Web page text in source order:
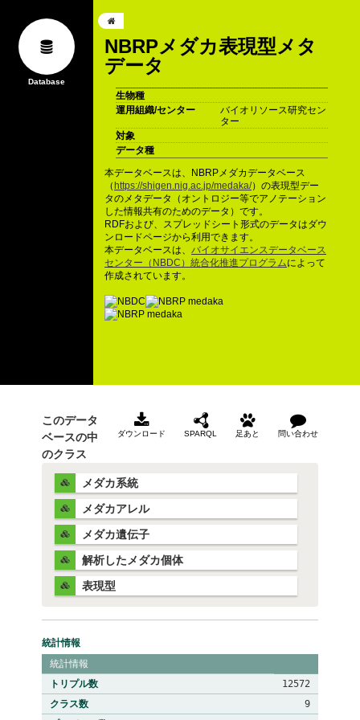
NBRPメダカ表現型メタ
データ
生物種
運用組織/センター
バイオリソース研究セン
ター
対象
データ種
本データベースは、NBRPメダカデータベース
（ https://shigen.nig.ac.jp/medaka/）の表現型デー
タのメタデータ（オントロジー等でアノテーション
した情報共有のためのデータ）です。
RDFおよび、スプレッドシート形式のデータはダウ
ンロードページから利用できます。
本データベースは、 バイオサイエンスデータベース
センター（NBDC）統合化推進プログラムによって
作成されています。
ダウンロード SPARQL 足あと 問い合わせ
このデータ
ベースの中
のクラス
メダカ系統
メダカアレル
メダカ遺伝子
解析したメダカ個体
表現型
統計情報
統計情報
トリプル数
12572
クラス数
9